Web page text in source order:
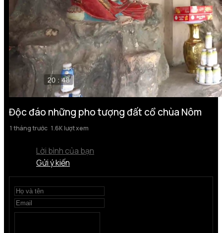
Độc đáo những pho tượng đất cổ chùa Nôm
1 tháng trước 1.6K lượt xem
Lời bình của bạn
Gửi ý kiến